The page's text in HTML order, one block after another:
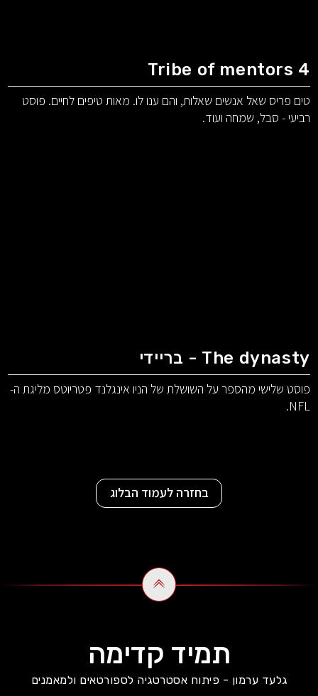
Tribe of mentors 4
טים פריס שאל אנשים שאלות, והם ענו לו. מאות טיפים לחיים. פוסט
רביעי - סבל, שמחה ועוד.
The dynasty - בריידי
פוסט שלישי מהספר על השושלת של הניו אינגלנד פטריוטס מליגת ה-
NFL.
בחזרה לעמוד הבלוג
תמיד קדימה
גלעד ערמון - פיתוח אסטרטגיה לספורטאים ולמאמנים